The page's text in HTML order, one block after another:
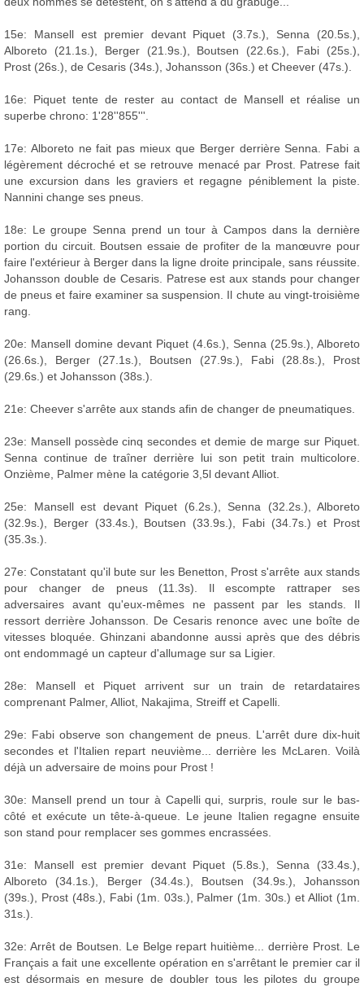
15e: Mansell est premier devant Piquet (3.7s.), Senna (20.5s.),
Alboreto (21.1s.), Berger (21.9s.), Boutsen (22.6s.), Fabi (25s.),
Prost (26s.), de Cesaris (34s.), Johansson (36s.) et Cheever (47s.).
16e: Piquet tente de rester au contact de Mansell et réalise un
superbe chrono: 1'28''855'''.
17e: Alboreto ne fait pas mieux que Berger derrière Senna. Fabi a
légèrement décroché et se retrouve menacé par Prost. Patrese fait
une excursion dans les graviers et regagne péniblement la piste.
Nannini change ses pneus.
18e: Le groupe Senna prend un tour à Campos dans la dernière
portion du circuit. Boutsen essaie de profiter de la manœuvre pour
faire l'extérieur à Berger dans la ligne droite principale, sans réussite.
Johansson double de Cesaris. Patrese est aux stands pour changer
de pneus et faire examiner sa suspension. Il chute au vingt-troisième
rang.
20e: Mansell domine devant Piquet (4.6s.), Senna (25.9s.), Alboreto
(26.6s.), Berger (27.1s.), Boutsen (27.9s.), Fabi (28.8s.), Prost
(29.6s.) et Johansson (38s.).
21e: Cheever s'arrête aux stands afin de changer de pneumatiques.
23e: Mansell possède cinq secondes et demie de marge sur Piquet.
Senna continue de traîner derrière lui son petit train multicolore.
Onzième, Palmer mène la catégorie 3,5l devant Alliot.
25e: Mansell est devant Piquet (6.2s.), Senna (32.2s.), Alboreto
(32.9s.), Berger (33.4s.), Boutsen (33.9s.), Fabi (34.7s.) et Prost
(35.3s.).
27e: Constatant qu'il bute sur les Benetton, Prost s'arrête aux stands
pour changer de pneus (11.3s). Il escompte rattraper ses
adversaires avant qu'eux-mêmes ne passent par les stands. Il
ressort derrière Johansson. De Cesaris renonce avec une boîte de
vitesses bloquée. Ghinzani abandonne aussi après que des débris
ont endommagé un capteur d'allumage sur sa Ligier.
28e: Mansell et Piquet arrivent sur un train de retardataires
comprenant Palmer, Alliot, Nakajima, Streiff et Capelli.
29e: Fabi observe son changement de pneus. L'arrêt dure dix-huit
secondes et l'Italien repart neuvième... derrière les McLaren. Voilà
déjà un adversaire de moins pour Prost !
30e: Mansell prend un tour à Capelli qui, surpris, roule sur le bas-
côté et exécute un tête-à-queue. Le jeune Italien regagne ensuite
son stand pour remplacer ses gommes encrassées.
31e: Mansell est premier devant Piquet (5.8s.), Senna (33.4s.),
Alboreto (34.1s.), Berger (34.4s.), Boutsen (34.9s.), Johansson
(39s.), Prost (48s.), Fabi (1m. 03s.), Palmer (1m. 30s.) et Alliot (1m.
31s.).
32e: Arrêt de Boutsen. Le Belge repart huitième... derrière Prost. Le
Français a fait une excellente opération en s'arrêtant le premier car il
est désormais en mesure de doubler tous les pilotes du groupe